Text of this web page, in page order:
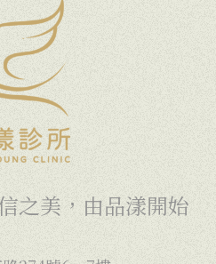
之美，由品漾開始